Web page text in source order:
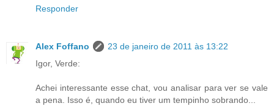
Responder
Alex Foffano
23 de janeiro de 2011 às 13:22
Igor, Verde:
Achei interessante esse chat, vou analisar para ver se vale
a pena. Isso é, quando eu tiver um tempinho sobrando...